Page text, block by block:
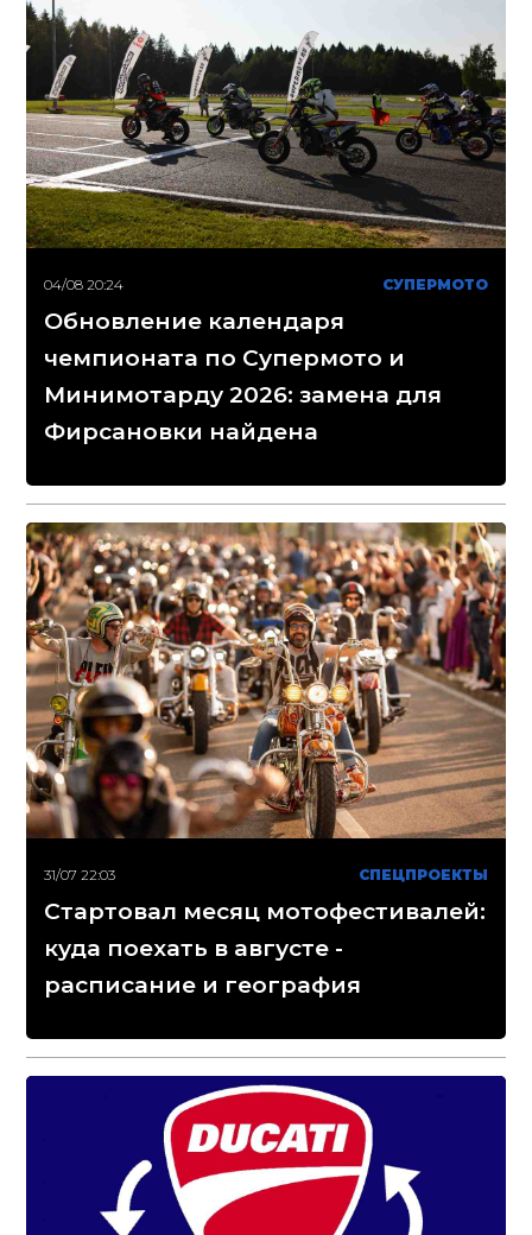
04/08 20:24 СУПЕРМОТО
Обновление календаря
чемпионата по Супермото и
Минимотарду 2026: замена для
Фирсановки найдена
31/07 22:03 СПЕЦПРОЕКТЫ
Стартовал месяц мотофестивалей:
куда поехать в августе -
расписание и география